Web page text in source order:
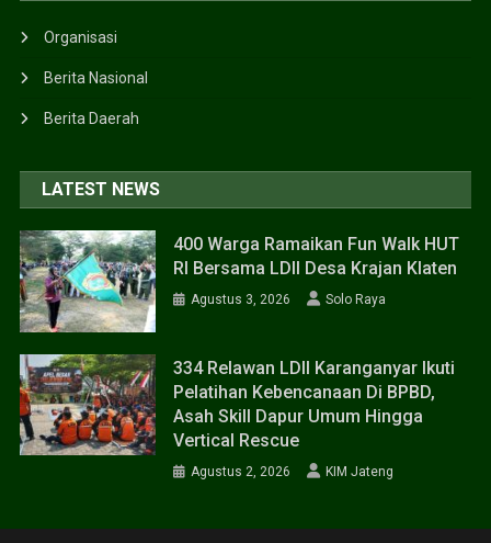
Organisasi
Berita Nasional
Berita Daerah
LATEST NEWS
400 Warga Ramaikan Fun Walk HUT
RI Bersama LDII Desa Krajan Klaten
Agustus 3, 2026 Solo Raya
334 Relawan LDII Karanganyar Ikuti
Pelatihan Kebencanaan Di BPBD,
Asah Skill Dapur Umum Hingga
Vertical Rescue
Agustus 2, 2026 KIM Jateng